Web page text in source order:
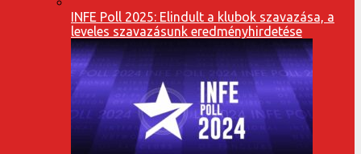
INFE Poll 2025: Elindult a klubok szavazása, a
leveles szavazásunk eredményhirdetése